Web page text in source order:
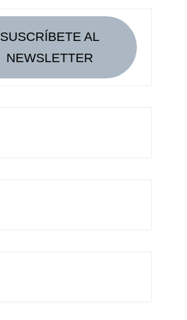
SUSCRÍBETE AL
NEWSLETTER